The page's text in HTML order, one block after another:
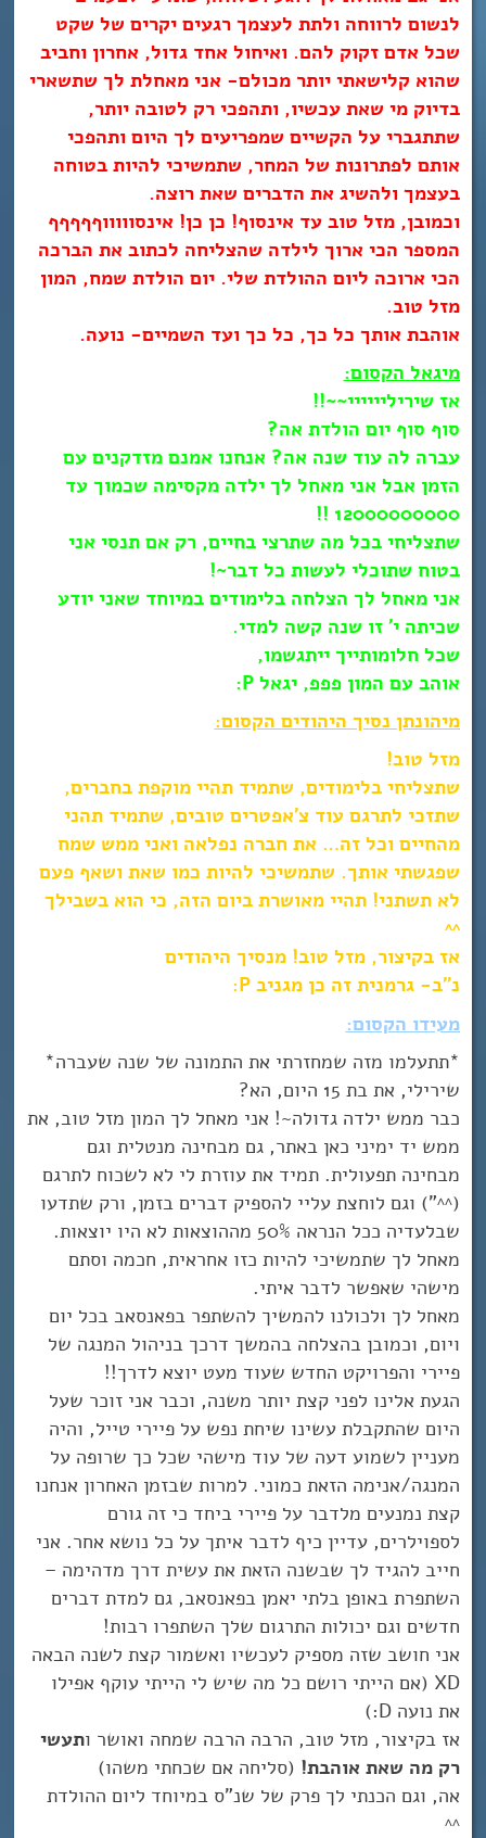
לנשום לרווחה ולתת לעצמך רגעים יקרים של שקט
שכל אדם זקוק להם. ואיחול אחד גדול, אחרון וחביב
שהוא קלישאתי יותר מכולם- אני מאחלת לך שתשארי
בדיוק מי שאת עכשיו, ותהפכי רק לטובה יותר,
שתתגברי על הקשיים שמפריעים לך היום ותהפכי
אותם לפתרונות של המחר, שתמשיכי להיות בטוחה
בעצמך ולהשיג את הדברים שאת רוצה.
וכמובן, מזל טוב עד אינסוף! כן כן! אינסוווווףףףףף
המספר הכי ארוך לילדה שהצליחה לכתוב את הברכה
הכי ארוכה ליום ההולדת שלי. יום הולדת שמח, המון
מזל טוב.
אוהבת אותך כל כך, כל כך ועד השמיים- נועה.
מיגאל הקסום:
אז שיריליייייי~~!!
סוף סוף יום הולדת אה?
עברה לה עוד שנה אה? אנחנו אמנם מזדקנים עם
הזמן אבל אני מאחל לך ילדה מקסימה שכמוך עד
12000000000 !!
שתצליחי בכל מה שתרצי בחיים, רק אם תנסי אני
בטוח שתוכלי לעשות כל דבר~!
אני מאחל לך הצלחה בלימודים במיוחד שאני יודע
שכיתה י’ זו שנה קשה למדי.
שכל חלומותייך ייתגשמו,
אוהב עם המון פפפ, יגאל P:
מיהונתן נסיך היהודים הקסום:
מזל טוב!
שתצליחי בלימודים, שתמיד תהיי מוקפת בחברים,
שתזכי לתרגם עוד צ’אפטרים טובים, שתמיד תהני
מהחיים וכל זה… את חברה נפלאה ואני ממש שמח
שפגשתי אותך. שתמשיכי להיות כמו שאת ושאף פעם
לא תשתני! תהיי מאושרת ביום הזה, כי הוא בשבילך
^^
אז בקיצור, מזל טוב! מנסיך היהודים
נ”ב- גרמנית זה כן מגניב P:
מעידו הקסום:
*תתעלמו מזה שמחזרתי את התמונה של שנה שעברה*
שירילי, את בת 15 היום, הא?
כבר ממש ילדה גדולה~! אני מאחל לך המון מזל טוב, את
ממש יד ימיני כאן באתר, גם מבחינה מנטלית וגם
מבחינה תפעולית. תמיד את עוזרת לי לא לשכוח לתרגם
(^^”) וגם לוחצת עליי להספיק דברים בזמן, ורק שתדעו
שבלעדיה ככל הנראה 50% מההוצאות לא היו יוצאות.
מאחל לך שתמשיכי להיות כזו אחראית, חכמה וסתם
מישהי שאפשר לדבר איתי.
מאחל לך ולכולנו להמשיך להשתפר בפאנסאב בכל יום
ויום, וכמובן בהצלחה בהמשך דרכך בניהול המנגה של
פיירי והפרויקט החדש שעוד מעט יוצא לדרך!!
הגעת אלינו לפני קצת יותר משנה, וכבר אני זוכר שעל
היום שהתקבלת עשינו שיחת נפש על פיירי טייל, והיה
מעניין לשמוע דעה של עוד מישהי שכל כך שרופה על
המנגה/אנימה הזאת כמוני. למרות שבזמן האחרון אנחנו
קצת נמנעים מלדבר על פיירי ביחד כי זה גורם
לספוילרים, עדיין כיף לדבר איתך על כל נושא אחר. אני
חייב להגיד לך שבשנה הזאת את עשית דרך מדהימה –
השתפרת באופן בלתי יאמן בפאנסאב, גם למדת דברים
חדשים וגם יכולות התרגום שלך השתפרו רבות!
אני חושב שזה מספיק לעכשיו ואשמור קצת לשנה הבאה
XD (אם הייתי רושם כל מה שיש לי הייתי עוקף אפילו
את נועה D:)
אז בקיצור, מזל טוב, הרבה הרבה שמחה ואושר ותעשי
רק מה שאת אוהבת! (סליחה אם שכחתי משהו)
אה, וגם הכנתי לך פרק של שנ”ס במיוחד ליום ההולדת
^^